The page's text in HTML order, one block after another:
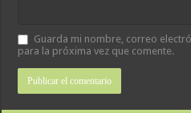
Guarda mi nombre, correo
para la próxima vez que comente.